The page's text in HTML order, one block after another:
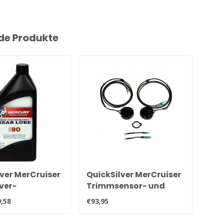
Produkte
MerCruiser
Hecköl
QuickSilver MerCruiser
Trimmsensor- und
Gebersatz für alle
Alpha und Bravo
€93,95